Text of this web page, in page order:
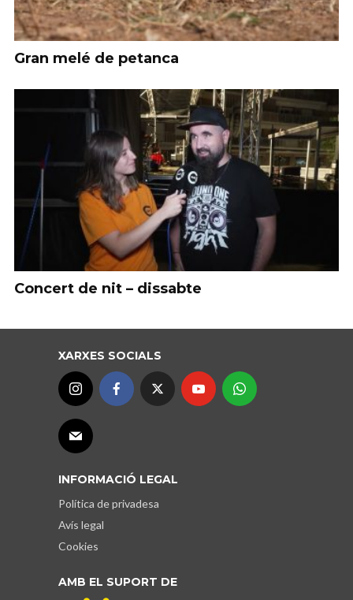
Gran melé de petanca
Concert de nit – dissabte
XARXES SOCIALS
INFORMACIÓ LEGAL
Política de privadesa
Avís legal
Cookies
AMB EL SUPORT DE